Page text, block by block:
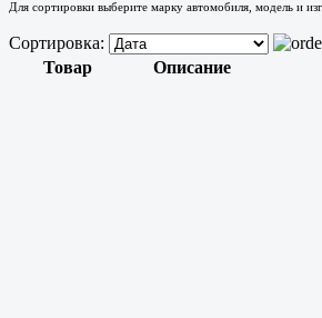
Для сортировки выберите марку автомобиля, модель и
Сортировка:
Товар
Описание